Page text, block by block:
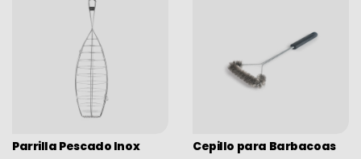
Parrilla Pescado Inox Cepillo para Barbacoas